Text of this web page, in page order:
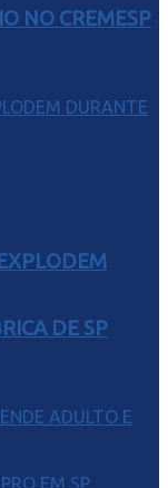
NO CREMESP
DE SP